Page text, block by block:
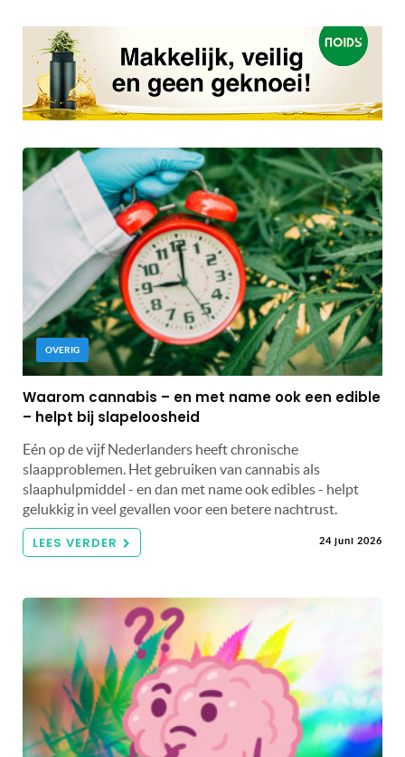
OVERIG
Waarom cannabis – en met name ook een edible
– helpt bij slapeloosheid
Eén op de vijf Nederlanders heeft chronische
slaapproblemen. Het gebruiken van cannabis als
slaaphulpmiddel - en dan met name ook edibles - helpt
gelukkig in veel gevallen voor een betere nachtrust.
LEES VERDER 24 juni 2026